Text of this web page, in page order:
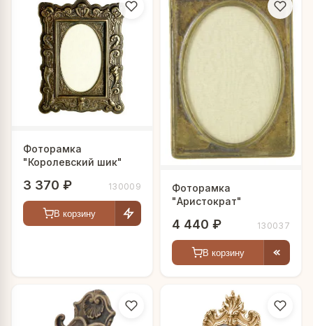
Фоторамка
"Королевский шик"
3 370 ₽ 130009
В корзину
Фоторамка
"Аристократ"
4 440 ₽ 130037
В корзину